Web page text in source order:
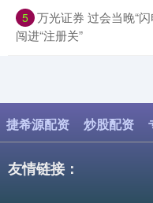
5 万光证券 过会当晚“
闯进“注册关”
捷希源配资 炒股配资
友情链接：